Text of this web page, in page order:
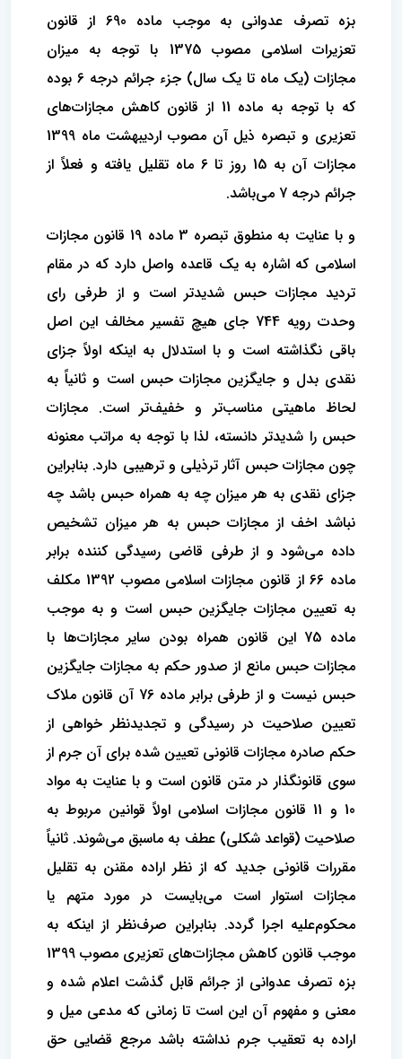
بزه تصرف عدوانی به موجب ماده 690 از قانون
تعزیرات اسلامی مصوب 1375 با توجه به میزان
مجازات (یک ماه تا یک سال) جزء جرائم درجه 6 بوده
که با توجه به ماده 11 از قانون کاهش مجازات‌های
تعزیری و تبصره ذیل آن مصوب اردیبهشت ماه 1399
مجازات آن به 15 روز تا 6 ماه تقلیل یافته و فعلاً از
جرائم درجه 7 می‌باشد.
و با عنایت به منطوق تبصره 3 ماده 19 قانون مجازات
اسلامی که اشاره به یک قاعده واصل دارد که در مقام
تردید مجازات حبس شدیدتر است و از طرفی رای
وحدت رویه 744 جای هیچ تفسیر مخالف این اصل
باقی نگذاشته است و با استدلال به اینکه اولاً جزای
نقدی بدل و جایگزین مجازات حبس است و ثانیاً به
لحاظ ماهیتی مناسب‌تر و خفیف‌تر است. مجازات
حبس را شدیدتر دانسته، لذا با توجه به مراتب معنونه
چون مجازات حبس آثار ترذیلی و ترهیبی دارد. بنابراین
جزای نقدی به هر میزان چه به همراه حبس باشد چه
نباشد اخف از مجازات حبس به هر میزان تشخیص
داده می‌شود و از طرفی قاضی رسیدگی کننده برابر
ماده 66 از قانون مجازات اسلامی مصوب 1392 مکلف
به تعیین مجازات جایگزین حبس است و به موجب
ماده 75 این قانون همراه بودن سایر مجازات‌ها با
مجازات حبس مانع از صدور حکم به مجازات جایگزین
حبس نیست و از طرفی برابر ماده 76 آن قانون ملاک
تعیین صلاحیت در رسیدگی و تجدیدنظر خواهی از
حکم صادره مجازات قانونی تعیین شده برای آن جرم از
سوی قانونگذار در متن قانون است و با عنایت به مواد
10 و 11 قانون مجازات اسلامی اولاً قوانین مربوط به
صلاحیت (قواعد شکلی) عطف به ماسبق می‌شوند. ثانیاً
مقررات قانونی جدید که از نظر اراده مقنن به تقلیل
مجازات استوار است می‌بایست در مورد متهم یا
محکوم‌علیه اجرا گردد. بنابراین صرف‌نظر از اینکه به
موجب قانون کاهش مجازات‌های تعزیری مصوب 1399
بزه تصرف عدوانی از جرائم قابل گذشت اعلام شده و
معنی و مفهوم آن این است تا زمانی که مدعی میل و
اراده به تعقیب جرم نداشته باشد مرجع قضایی حق